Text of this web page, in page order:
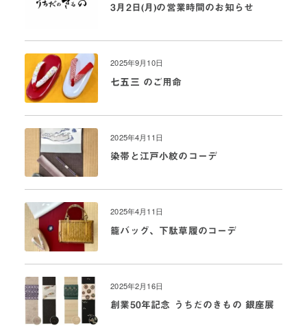
3月2日(月)の営業時間のお知らせ
2025年9月10日
七五三 のご用命
2025年4月11日
染帯と江戸小紋のコーデ
2025年4月11日
籠バッグ、下駄草履のコーデ
2025年2月16日
創業50年記念 うちだのきもの 銀座展